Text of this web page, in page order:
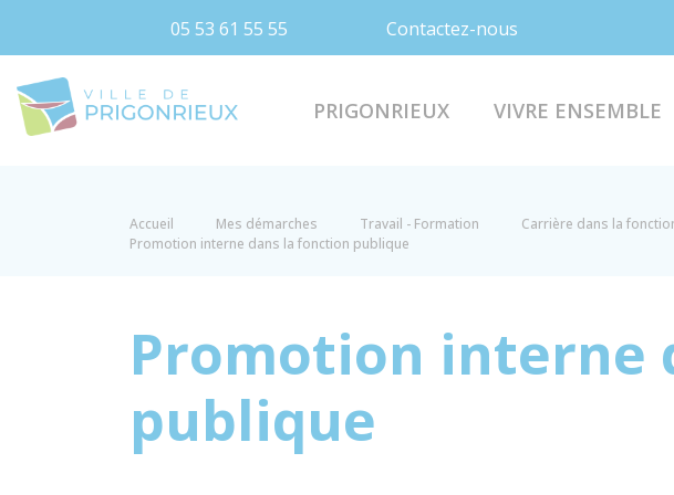
05 53 61 55 55 Contactez-nous
PRIGONRIEUX VIVRE ENSEMBLE
Accueil Mes démarches Travail - Formation
Carrière dans la
Promotion interne dans la fonction publique
Promotion interne
publique